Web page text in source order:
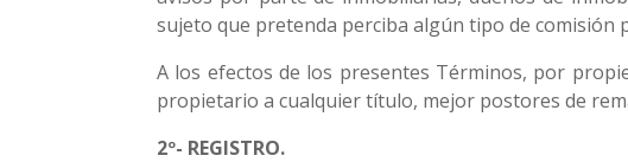
sujeto que pretenda perciba algún tipo de comisión
A los efectos de los presentes Términos, por
propietario a cualquier título, mejor postores de
2º- REGISTRO.